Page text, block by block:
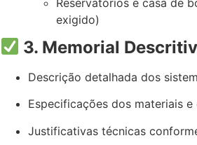
exigido)
3. Memorial
Descrição detalhada dos
Especificações dos materiais e
Justificativas técnicas